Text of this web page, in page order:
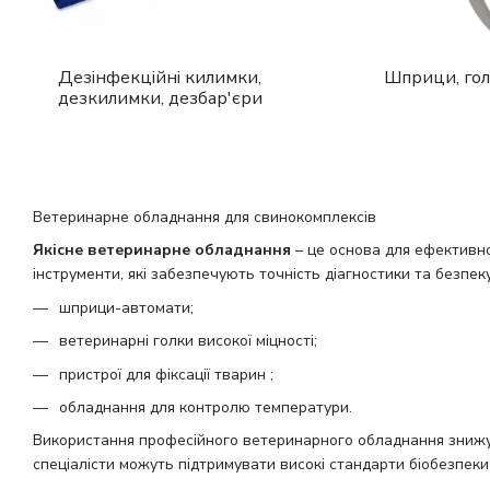
Ветеринарне обладнання для свинокомплексів
Якісне ветеринарне обладнання – це основа для
інструменти, які забезпечують точність діагностики та
шприци-автомати;
ветеринарні голки високої міцності;
пристрої для фіксації тварин ;
обладнання для контролю температури.
Використання професійного ветеринарного обладнання
спеціалісти можуть підтримувати високі стандарти
Дезінфекційні килимки,
дезкилимки, дезбар'єри
Шприци,